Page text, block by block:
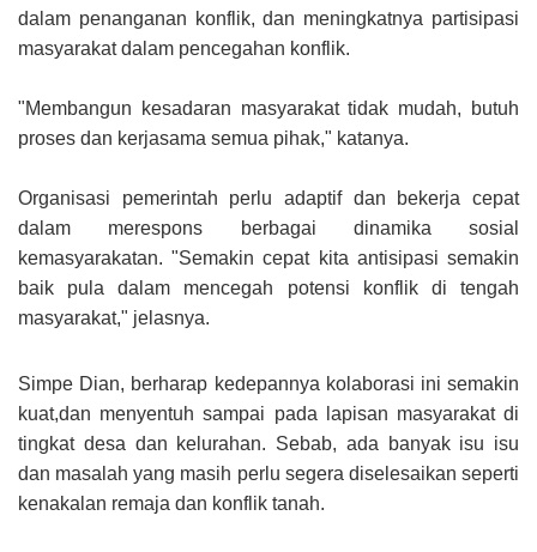
dalam penanganan konflik, dan meningkatnya partisipasi
masyarakat dalam pencegahan konflik.
"Membangun kesadaran masyarakat tidak mudah, butuh
proses dan kerjasama semua pihak," katanya.
Organisasi pemerintah perlu adaptif dan bekerja cepat
dalam merespons berbagai dinamika sosial
kemasyarakatan. "Semakin cepat kita antisipasi semakin
baik pula dalam mencegah potensi konflik di tengah
masyarakat," jelasnya.
Simpe Dian, berharap kedepannya kolaborasi ini semakin
kuat,dan menyentuh sampai pada lapisan masyarakat di
tingkat desa dan kelurahan. Sebab, ada banyak isu isu
dan masalah yang masih perlu segera diselesaikan seperti
kenakalan remaja dan konflik tanah.